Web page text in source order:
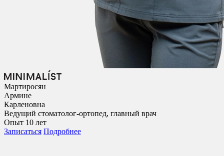
Мартиросян
Армине
Карленовна
Ведущий стоматолог-ортопед, главный врач
Опыт 10 лет
Записаться Подробнее